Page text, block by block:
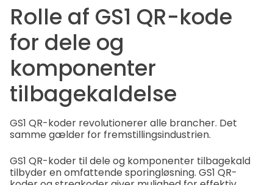
Rolle af GS1 QR-kode
for dele og
komponenter
tilbagekaldelse
GS1 QR-koder revolutionerer alle brancher. Det
samme gælder for fremstillingsindustrien.
GS1 QR-koder til dele og komponenter tilbagekald
tilbyder en omfattende sporingløsning. GS1 QR-